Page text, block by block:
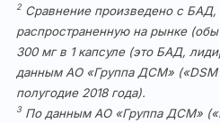
2 Сравнение произведено с
распространенную на рынке
300 мг в 1 капсуле (это БАД,
данным АО «Группа ДСМ» («DSM
полугодие 2018 года).
3 По данным АО «Группа ДСМ»